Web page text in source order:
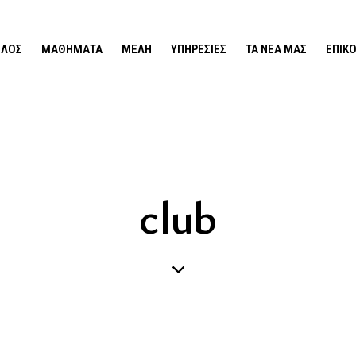
ΜΑΘΉΜΑΤΑ ΜΈΛΗ ΥΠΗΡΕΣΊΕΣ ΤΑ ΝΕΑ ΜΑΣ
club